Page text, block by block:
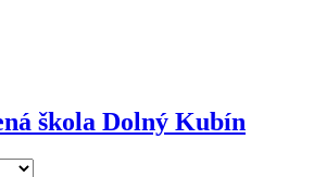
škola Dolný Kubín